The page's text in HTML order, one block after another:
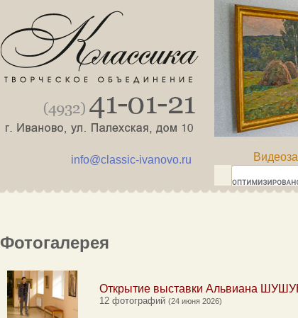
info@classic-ivanovo.ru
Фотогалерея
Открытие выставки Альвиана
12 фотографий (24 июня 2026)